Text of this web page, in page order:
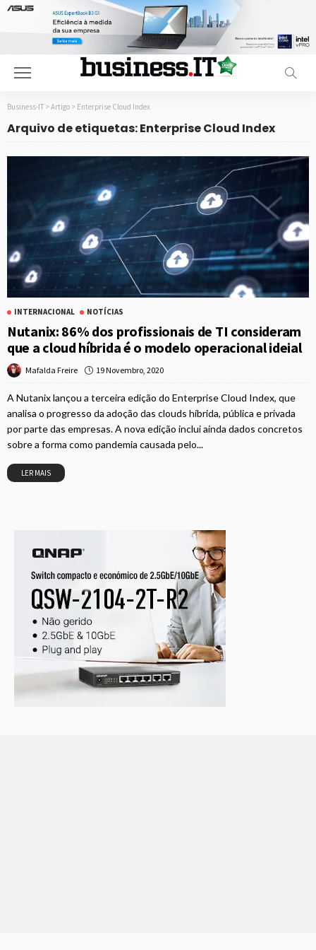
Business-IT > Artigo > Enterprise Cloud Index
Arquivo de etiquetas: Enterprise Cloud Index
INTERNACIONAL NOTÍCIAS
Nutanix: 86% dos profissionais de TI consideram
que a cloud híbrida é o modelo operacional ideial
Mafalda Freire 19 Novembro, 2020
A Nutanix lançou a terceira edição do Enterprise Cloud Index, que
analisa o progresso da adoção das clouds híbrida, pública e privada
por parte das empresas. A nova edição inclui ainda dados concretos
sobre a forma como pandemia causada pelo...
LER MAIS